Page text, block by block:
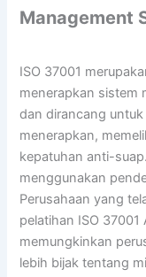
Management
ISO 37001
menerapkan sistem
dan dirancang
menerapkan,
kepatuhan anti-
menggunakan
Perusahaan yang
pelatihan ISO
memungkinkan
lebih bijak tentang